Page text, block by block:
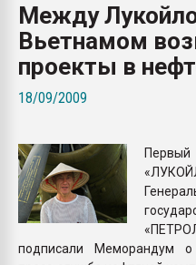
Между
Вьетнамом
проекты в
18/09/2009
подписали Меморандум о